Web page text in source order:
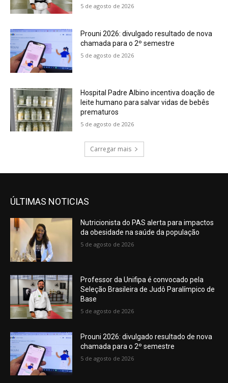
5 de agosto de 2026
Prouni 2026: divulgado resultado de nova
chamada para o 2º semestre
5 de agosto de 2026
Hospital Padre Albino incentiva doação de
leite humano para salvar vidas de bebês
prematuros
5 de agosto de 2026
Carregar mais
ÚLTIMAS NOTICIAS
Nutricionista do PAS alerta para impactos
da obesidade na saúde da população
5 de agosto de 2026
Professor da Unifipa é convocado pela
Seleção Brasileira de Judô Paralímpico de
Base
5 de agosto de 2026
Prouni 2026: divulgado resultado de nova
chamada para o 2º semestre
5 de agosto de 2026